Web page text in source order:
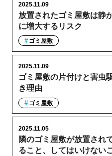
放置されたゴミ屋敷は静
に増大するリスク
2025.11.09
ゴミ屋敷
ゴミ屋敷の片付けと害虫
き理由
2025.11.09
ゴミ屋敷
隣のゴミ屋敷が放置され
ること、してはいけない
2025.11.05